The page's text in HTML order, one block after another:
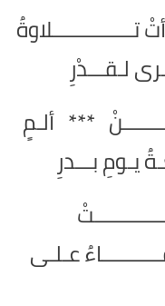
تـــــــــــــــلاوةُ
لـقـــدْرِ
*** ألـمٍ
يـومِ بـــدرِ
عـلـى